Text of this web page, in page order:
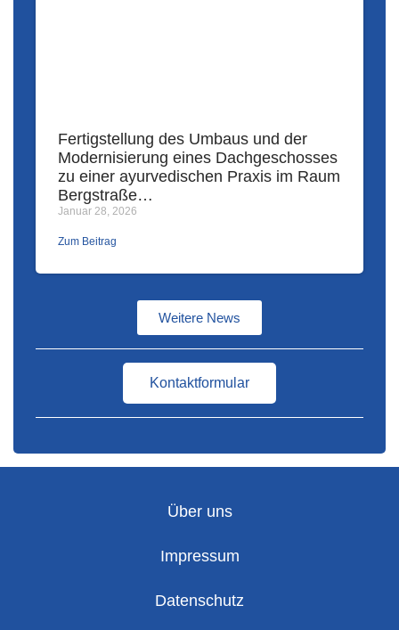
Fertigstellung des Umbaus und der
Modernisierung eines Dachgeschosses
zu einer ayurvedischen Praxis im Raum
Bergstraße…
Januar 28, 2026
Zum Beitrag
Weitere News
Kontaktformular
Über uns
Impressum
Datenschutz